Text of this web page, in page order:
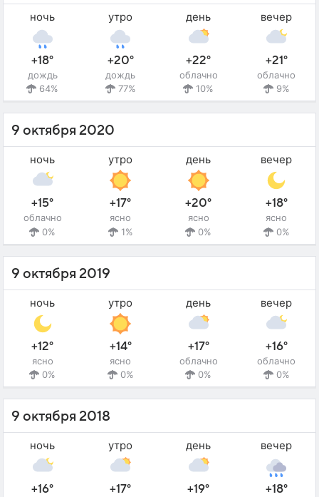
ночь
+18°
дождь
64%
утро
+20°
дождь
77%
день
+22°
облачно
10%
вечер
+21°
облачно
9%
9 октября 2020
ночь
+15°
облачно
0%
утро
+17°
ясно
1%
день
+20°
ясно
0%
вечер
+18°
ясно
0%
9 октября 2019
ночь
+12°
ясно
0%
утро
+14°
ясно
0%
день
+17°
облачно
0%
вечер
+16°
облачно
0%
9 октября 2018
ночь
+16°
утро
+17°
день
+19°
вечер
+18°